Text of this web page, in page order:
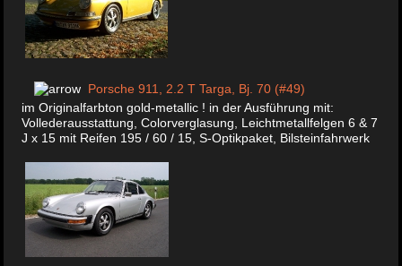
Porsche 911, 2.2 T Targa, Bj. 70 (#49)
im Originalfarbton gold-metallic ! in der Ausführung mit:
Vollederausstattung, Colorverglasung, Leichtmetallfelgen 6 & 7
J x 15 mit Reifen 195 / 60 / 15, S-Optikpaket, Bilsteinfahrwerk